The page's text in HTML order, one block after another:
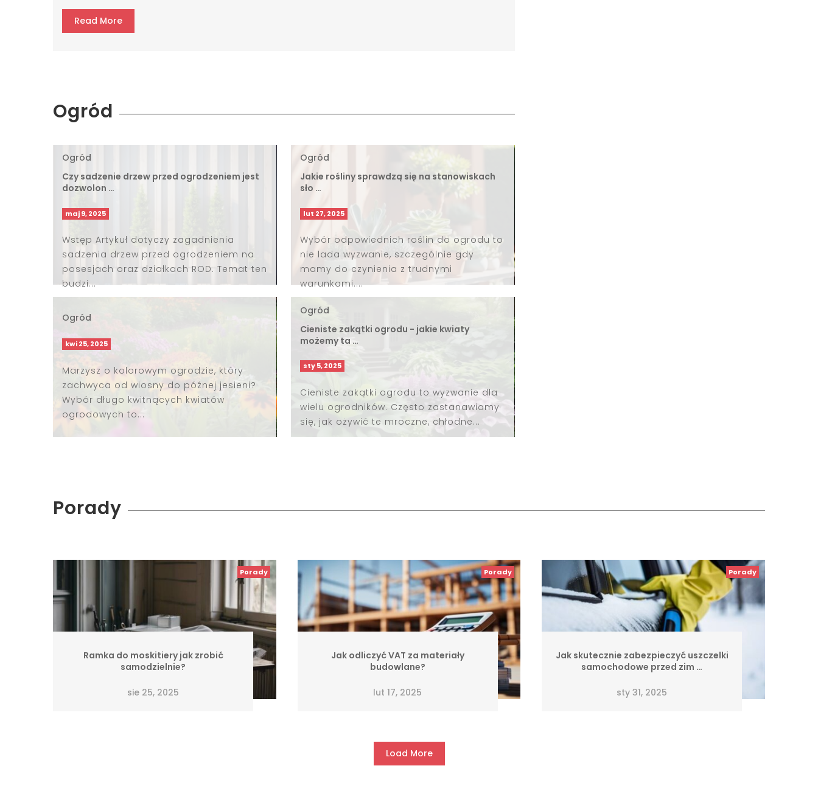
Read More
Ogród
Ogród
Czy sadzenie drzew przed ogrodzeniem jest
dozwolon …
maj 9, 2025
Wstęp Artykuł dotyczy zagadnienia
sadzenia drzew przed ogrodzeniem na
posesjach oraz działkach ROD. Temat ten
budzi...
Ogród
Jakie rośliny sprawdzą się na stanowiskach
sło …
lut 27, 2025
Wybór odpowiednich roślin do ogrodu to
nie lada wyzwanie, szczególnie gdy
mamy do czynienia z trudnymi
warunkami....
Ogród
kwi 25, 2025
Marzysz o kolorowym ogrodzie, który
zachwyca od wiosny do późnej jesieni?
Wybór długo kwitnących kwiatów
ogrodowych to...
Ogród
Cieniste zakątki ogrodu - jakie kwiaty
możemy ta …
sty 5, 2025
Cieniste zakątki ogrodu to wyzwanie dla
wielu ogrodników. Często zastanawiamy
się, jak ożywić te mroczne, chłodne...
Porady
Porady
Ramka do moskitiery jak zrobić
samodzielnie?
sie 25, 2025
Porady
Jak odliczyć VAT za materiały
budowlane?
lut 17, 2025
Porady
Jak skutecznie zabezpieczyć uszczelki
samochodowe przed zim …
sty 31, 2025
Load More